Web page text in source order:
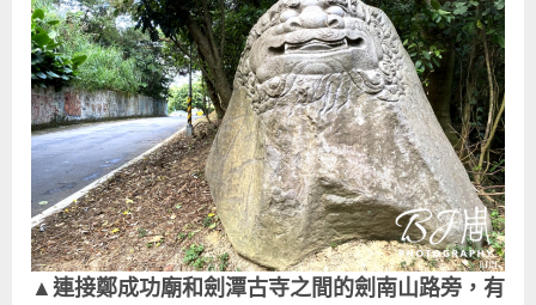
▲連接鄭成功廟和劍潭古寺之間的劍南山路旁，有